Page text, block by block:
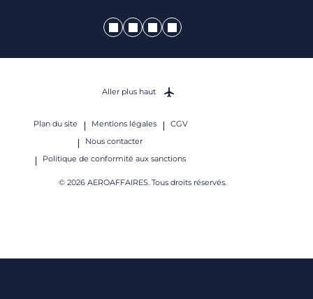
Plan du site Mentions légales
CGV
Nous contacter
Politique de conformité aux sanctions
© 2026 AEROAFFAIRES. Tous droits réservés.
Aller plus haut